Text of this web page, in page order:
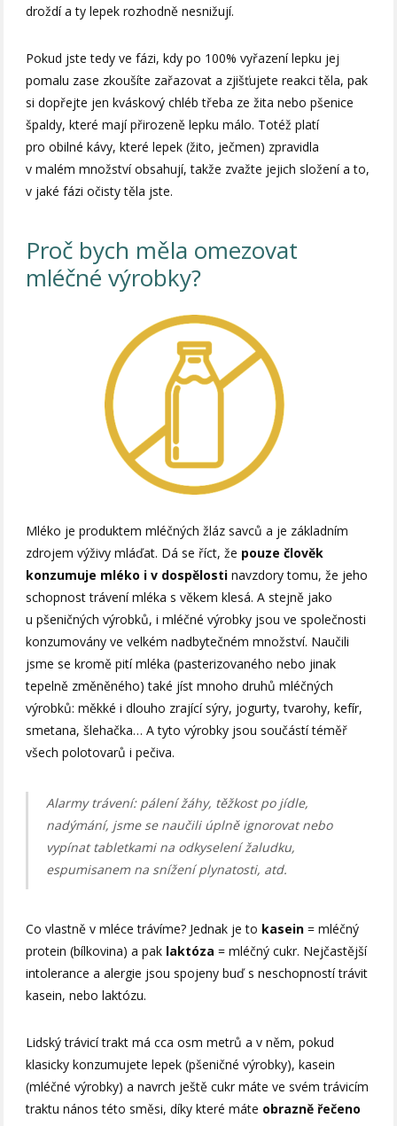
droždí a ty lepek rozhodně nesnižují.
Pokud jste tedy ve fázi, kdy po 100% vyřazení lepku jej
pomalu zase zkoušíte zařazovat a zjišťujete reakci těla, pak
si dopřejte jen kváskový chléb třeba ze žita nebo pšenice
špaldy, které mají přirozeně lepku málo. Totéž platí
pro obilné kávy, které lepek (žito, ječmen) zpravidla
v malém množství obsahují, takže zvažte jejich složení a to,
v jaké fázi očisty těla jste.
Proč bych měla omezovat
mléčné výrobky?
Mléko je produktem mléčných žláz savců a je základním
zdrojem výživy mláďat. Dá se říct, že pouze člověk
konzumuje mléko i v dospělosti navzdory tomu, že jeho
schopnost trávení mléka s věkem klesá. A stejně jako
u pšeničných výrobků, i mléčné výrobky jsou ve společnosti
konzumovány ve velkém nadbytečném množství. Naučili
jsme se kromě pití mléka (pasterizovaného nebo jinak
tepelně změněného) také jíst mnoho druhů mléčných
výrobků: měkké i dlouho zrající sýry, jogurty, tvarohy, kefír,
smetana, šlehačka… A tyto výrobky jsou součástí téměř
všech polotovarů i pečiva.
Alarmy trávení: pálení žáhy, těžkost po jídle,
nadýmání, jsme se naučili úplně ignorovat nebo
vypínat tabletkami na odkyselení žaludku,
espumisanem na snížení plynatosti, atd.
Co vlastně v mléce trávíme? Jednak je to kasein = mléčný
protein (bílkovina) a pak laktóza = mléčný cukr. Nejčastější
intolerance a alergie jsou spojeny buď s neschopností trávit
kasein, nebo laktózu.
Lidský trávicí trakt má cca osm metrů a v něm, pokud
klasicky konzumujete lepek (pšeničné výrobky), kasein
(mléčné výrobky) a navrch ještě cukr máte ve svém trávicím
traktu nános této směsi, díky které máte obrazně řečeno